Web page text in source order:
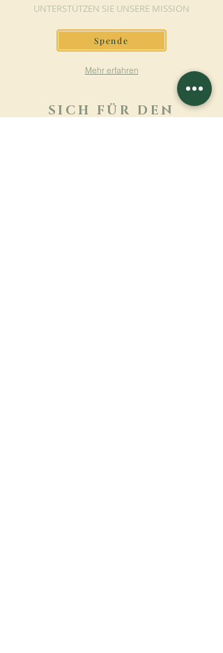
UNTERSTÜTZEN SIE UNSERE MISSION
Spende
Mehr erfahren
SICH FÜR DEN